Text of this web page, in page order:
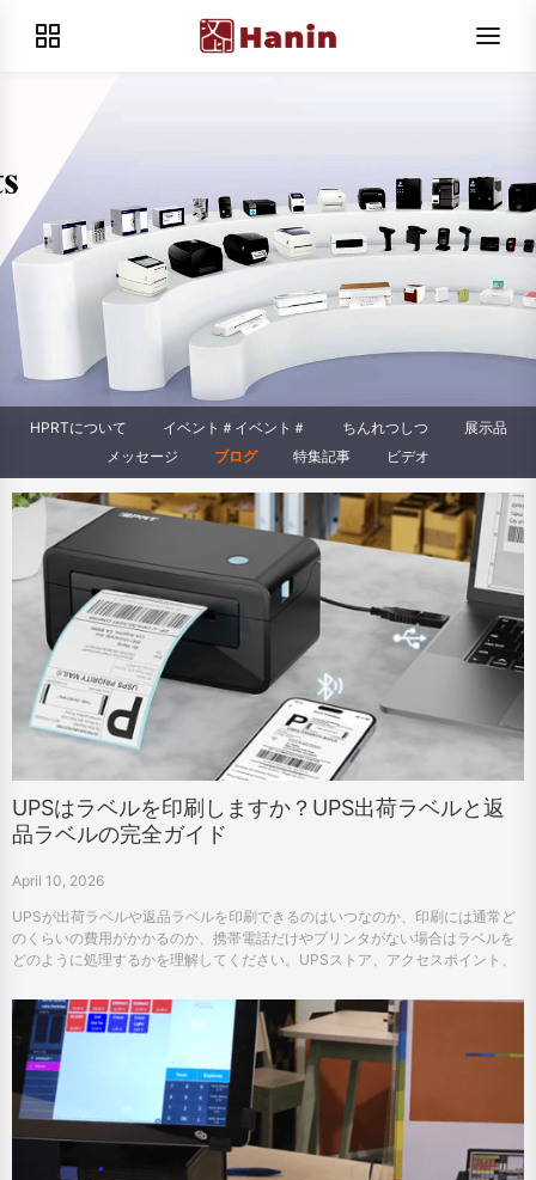
HPRTについて イベント＃イベント＃ ちんれつしつ
展示品
メッセージ
ブログ 特集記事 ビデオ
UPSはラベルを印刷しますか？UPS出荷ラベルと返
品ラベルの完全ガイド
April 10, 2026
UPSが出荷ラベルや返品ラベルを印刷できるのはいつなのか、印刷には通常ど
のくらいの費用がかかるのか、携帯電話だけやプリンタがない場合はラベルを
どのように処理するかを理解してください。UPSストア、アクセスポイント、